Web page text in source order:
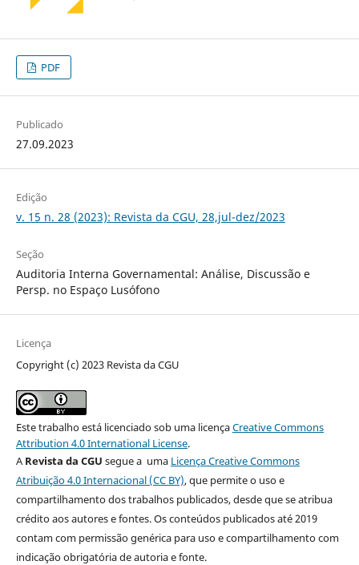
PDF
Publicado
27.09.2023
Edição
v. 15 n. 28 (2023): Revista da CGU, 28,jul-dez/2023
Seção
Auditoria Interna Governamental: Análise, Discussão e
Persp. no Espaço Lusófono
Licença
Copyright (c) 2023 Revista da CGU
Este trabalho está licenciado sob uma licençaCreative Commons
Attribution 4.0 International License.
A Revista da CGU segue a uma Licença Creative Commons
Atribuição 4.0 Internacional (CC BY), que permite o uso e
compartilhamento dos trabalhos publicados, desde que se atribua
crédito aos autores e fontes. Os conteúdos publicados até 2019
contam com permissão genérica para uso e compartilhamento com
indicação obrigatória de autoria e fonte.